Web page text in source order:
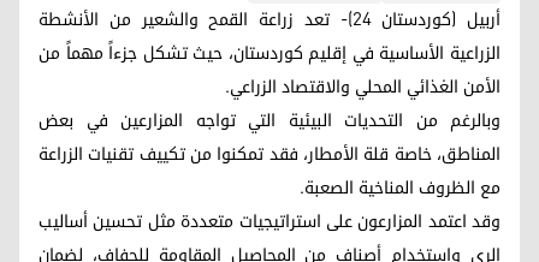
أربيل (كوردستان 24)- تعد زراعة القمح والشعير من الأنشطة
الزراعية الأساسية في إقليم كوردستان، حيث تشكل جزءاً مهماً من
الأمن الغذائي المحلي والاقتصاد الزراعي.
وبالرغم من التحديات البيئية التي تواجه المزارعين في بعض
المناطق، خاصة قلة الأمطار، فقد تمكنوا من تكييف تقنيات الزراعة
مع الظروف المناخية الصعبة.
وقد اعتمد المزارعون على استراتيجيات متعددة مثل تحسين أساليب